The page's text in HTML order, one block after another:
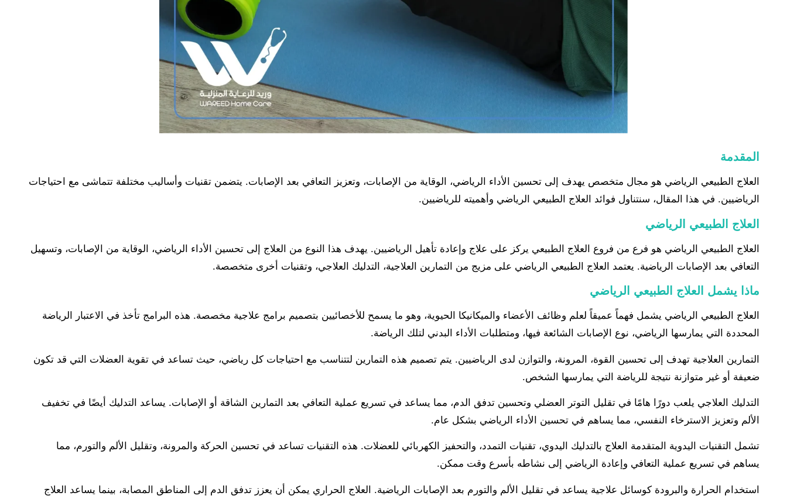
المقدمة
العلاج الطبيعي الرياضي هو مجال متخصص يهدف إلى تحسين الأداء الرياضي، الوقاية من الإصابات، وتعزيز التعافي بعد الإصابات. يتضمن تقنيات وأساليب مختلفة تتماشى مع احتياجات
الرياضيين. في هذا المقال، سنتناول فوائد العلاج الطبيعي الرياضي وأهميته للرياضيين.
العلاج الطبيعي الرياضي
العلاج الطبيعي الرياضي هو فرع من فروع العلاج الطبيعي يركز على علاج وإعادة تأهيل الرياضيين. يهدف هذا النوع من العلاج إلى تحسين الأداء الرياضي، الوقاية من الإصابات، وتسهيل
التعافي بعد الإصابات الرياضية. يعتمد العلاج الطبيعي الرياضي على مزيج من التمارين العلاجية، التدليك العلاجي، وتقنيات أخرى متخصصة.
ماذا يشمل العلاج الطبيعي الرياضي
العلاج الطبيعي الرياضي يشمل فهماً عميقاً لعلم وظائف الأعضاء والميكانيكا الحيوية، وهو ما يسمح للأخصائيين بتصميم برامج علاجية مخصصة. هذه البرامج تأخذ في الاعتبار الرياضة
المحددة التي يمارسها الرياضي، نوع الإصابات الشائعة فيها، ومتطلبات الأداء البدني لتلك الرياضة.
التمارين العلاجية تهدف إلى تحسين القوة، المرونة، والتوازن لدى الرياضيين. يتم تصميم هذه التمارين لتتناسب مع احتياجات كل رياضي، حيث تساعد في تقوية العضلات التي قد تكون
ضعيفة أو غير متوازنة نتيجة للرياضة التي يمارسها الشخص.
التدليك العلاجي يلعب دورًا هامًا في تقليل التوتر العضلي وتحسين تدفق الدم، مما يساعد في تسريع عملية التعافي بعد التمارين الشاقة أو الإصابات. يساعد التدليك أيضًا في تخفيف
الألم وتعزيز الاسترخاء النفسي، مما يساهم في تحسين الأداء الرياضي بشكل عام.
تشمل التقنيات اليدوية المتقدمة العلاج بالتدليك اليدوي، تقنيات التمدد، والتحفيز الكهربائي للعضلات. هذه التقنيات تساعد في تحسين الحركة والمرونة، وتقليل الألم والتورم، مما
يساهم في تسريع عملية التعافي وإعادة الرياضي إلى نشاطه بأسرع وقت ممكن.
استخدام الحرارة والبرودة كوسائل علاجية يساعد في تقليل الألم والتورم بعد الإصابات الرياضية. العلاج الحراري يمكن أن يعزز تدفق الدم إلى المناطق المصابة، بينما يساعد العلاج